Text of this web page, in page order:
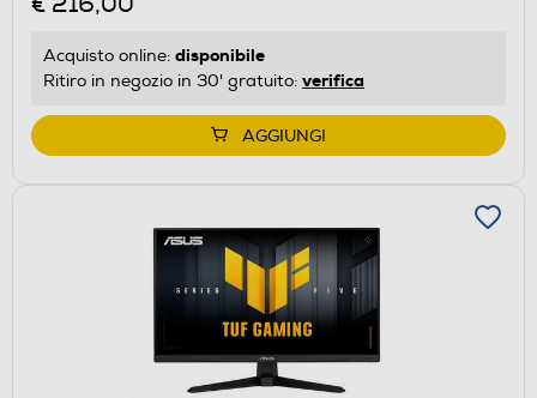
Acquisto online: disponibile
Ritiro in negozio in 30' gratuito: verifica
AGGIUNGI